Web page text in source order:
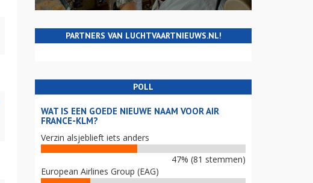
PARTNERS VAN LUCHTVAARTNIEUWS.NL!
POLL
WAT IS EEN GOEDE NIEUWE NAAM VOOR AIR
FRANCE-KLM?
Verzin alsjeblieft iets anders
47% (81 stemmen)
European Airlines Group (EAG)